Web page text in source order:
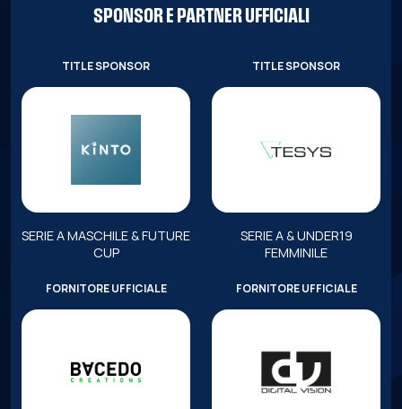
SPONSOR E PARTNER UFFICIALI
TITLE SPONSOR
SERIE A MASCHILE & FUTURE
CUP
TITLE SPONSOR
SERIE A & UNDER19
FEMMINILE
FORNITORE UFFICIALE FORNITORE UFFICIALE